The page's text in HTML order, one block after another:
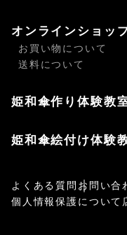
オンラインショッ
お買い物について
送料について
姫和傘作り体験教
姫和傘絵付け体験
よくある質問 お問い合
個人情報保護について